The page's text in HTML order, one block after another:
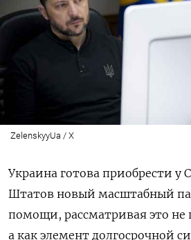
ZelenskyyUa / X
Украина готова приобрести у
Штатов новый масштабный
помощи, рассматривая это не
а как элемент долгосрочной